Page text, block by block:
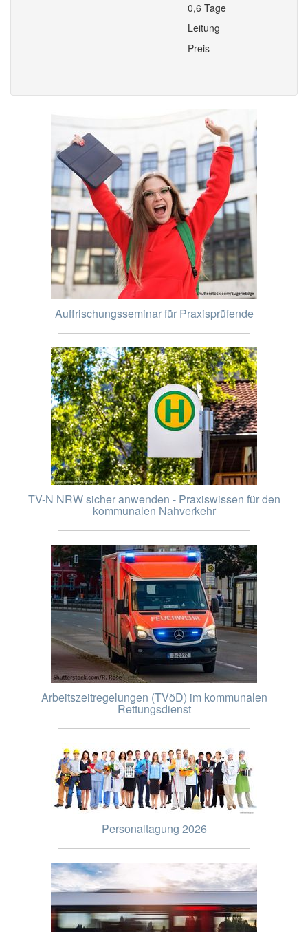
0,6 Tage
Leitung
Preis
Auffrischungsseminar für Praxisprüfende
TV-N NRW sicher anwenden - Praxiswissen für den
kommunalen Nahverkehr
Arbeitszeitregelungen (TVöD) im kommunalen
Rettungsdienst
Personaltagung 2026